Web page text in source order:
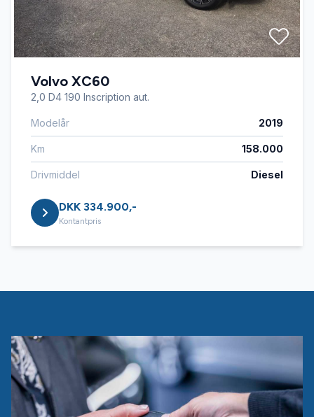
Volvo XC60
2,0 D4 190 Inscription aut.
Modelår 2019
Km 158.000
Drivmiddel Diesel
DKK 334.900,-
Kontantpris